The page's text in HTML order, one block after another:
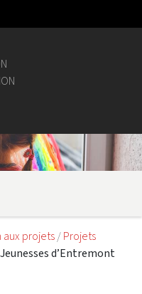
aux projets
Projets
d’Entremont